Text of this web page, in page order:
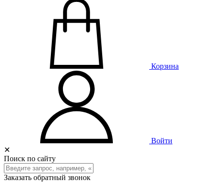
Корзина
Войти
✕
Поиск по сайту
Заказать обратный звонок